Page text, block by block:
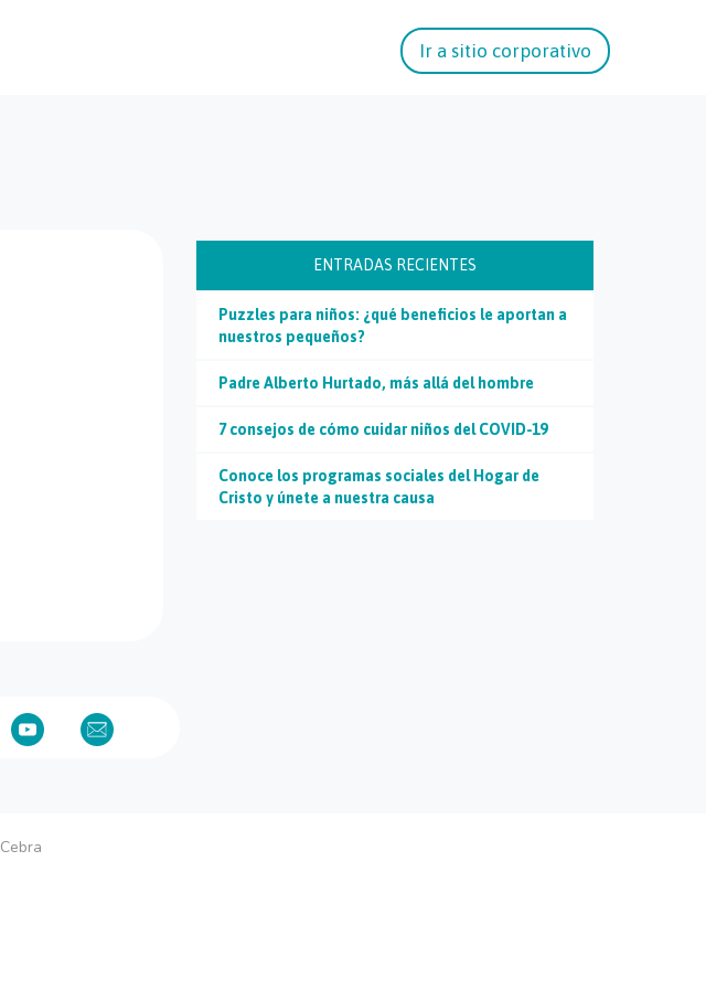
Ir a sitio corporativo
ENTRADAS RECIENTES
Puzzles para niños: ¿qué beneficios le aportan a
nuestros pequeños?
Padre Alberto Hurtado, más allá del hombre
7 consejos de cómo cuidar niños del COVID-19
Conoce los programas sociales del Hogar de
Cristo y únete a nuestra causa